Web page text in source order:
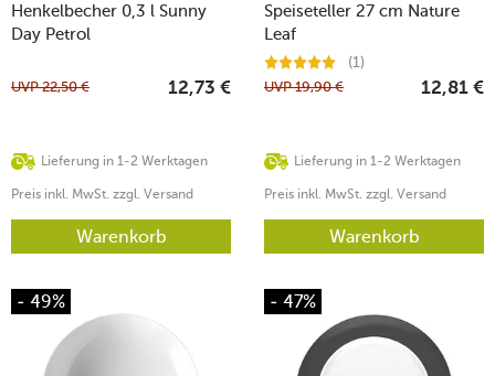
Henkelbecher 0,3 l Sunny
Day Petrol
Lieferung in 1-2 Werktagen
UVP22,50 € 12,73 €
Preis inkl. MwSt. zzgl. Versand
Warenkorb
Speiseteller 27 cm Nature
Leaf
(1)
Lieferung in 1-2 Werktagen
UVP19,90 € 12,81 €
Preis inkl. MwSt. zzgl. Versand
Warenkorb
- 49% - 47%